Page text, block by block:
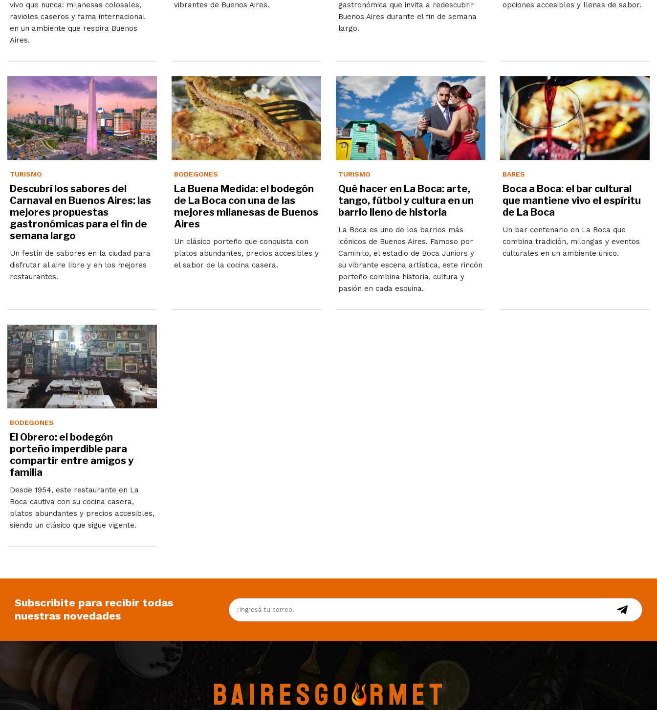
vivo que nunca: milanesas colosales,
ravioles caseros y fama internacional
en un ambiente que respira Buenos
Aires.
vibrantes de Buenos Aires.
gastronómica que invita a redescubrir
Buenos Aires durante el fin de semana
largo.
opciones accesibles y llenas de sabor.
TURISMO
Descubrí los sabores del
Carnaval en Buenos Aires: las
mejores propuestas
gastronómicas para el fin de
semana largo
Un festín de sabores en la ciudad para
disfrutar al aire libre y en los mejores
restaurantes.
BODEGONES
La Buena Medida: el bodegón
de La Boca con una de las
mejores milanesas de Buenos
Aires
Un clásico porteño que conquista con
platos abundantes, precios accesibles y
el sabor de la cocina casera.
TURISMO
Qué hacer en La Boca: arte,
tango, fútbol y cultura en un
barrio lleno de historia
La Boca es uno de los barrios más
icónicos de Buenos Aires. Famoso por
Caminito, el estadio de Boca Juniors y
su vibrante escena artí­stica, este rincón
porteño combina historia, cultura y
pasión en cada esquina.
BARES
Boca a Boca: el bar cultural
que mantiene vivo el espíritu
de La Boca
Un bar centenario en La Boca que
combina tradición, milongas y eventos
culturales en un ambiente único.
BODEGONES
El Obrero: el bodegón
porteño imperdible para
compartir entre amigos y
familia
Desde 1954, este restaurante en La
Boca cautiva con su cocina casera,
platos abundantes y precios accesibles,
siendo un clásico que sigue vigente.
Subscribite para recibir todas
nuestras novedades